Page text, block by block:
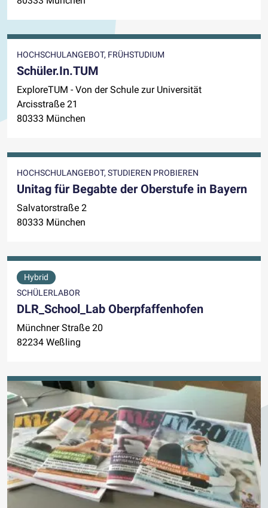
HOCHSCHULANGEBOT, FRÜHSTUDIUM
Schüler.In.TUM
ExploreTUM - Von der Schule zur Universität
Arcisstraße 21
80333 München
HOCHSCHULANGEBOT, STUDIEREN PROBIEREN
Unitag für Begabte der Oberstufe in Bayern
Salvatorstraße 2
80333 München
Hybrid
SCHÜLERLABOR
DLR_School_Lab Oberpfaffenhofen
Münchner Straße 20
82234 Weßling